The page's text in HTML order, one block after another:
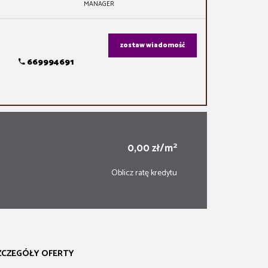
MANAGER
669994691
zostaw wiadomość
0,00 zł/m2
Oblicz ratę kredytu
OFERTY